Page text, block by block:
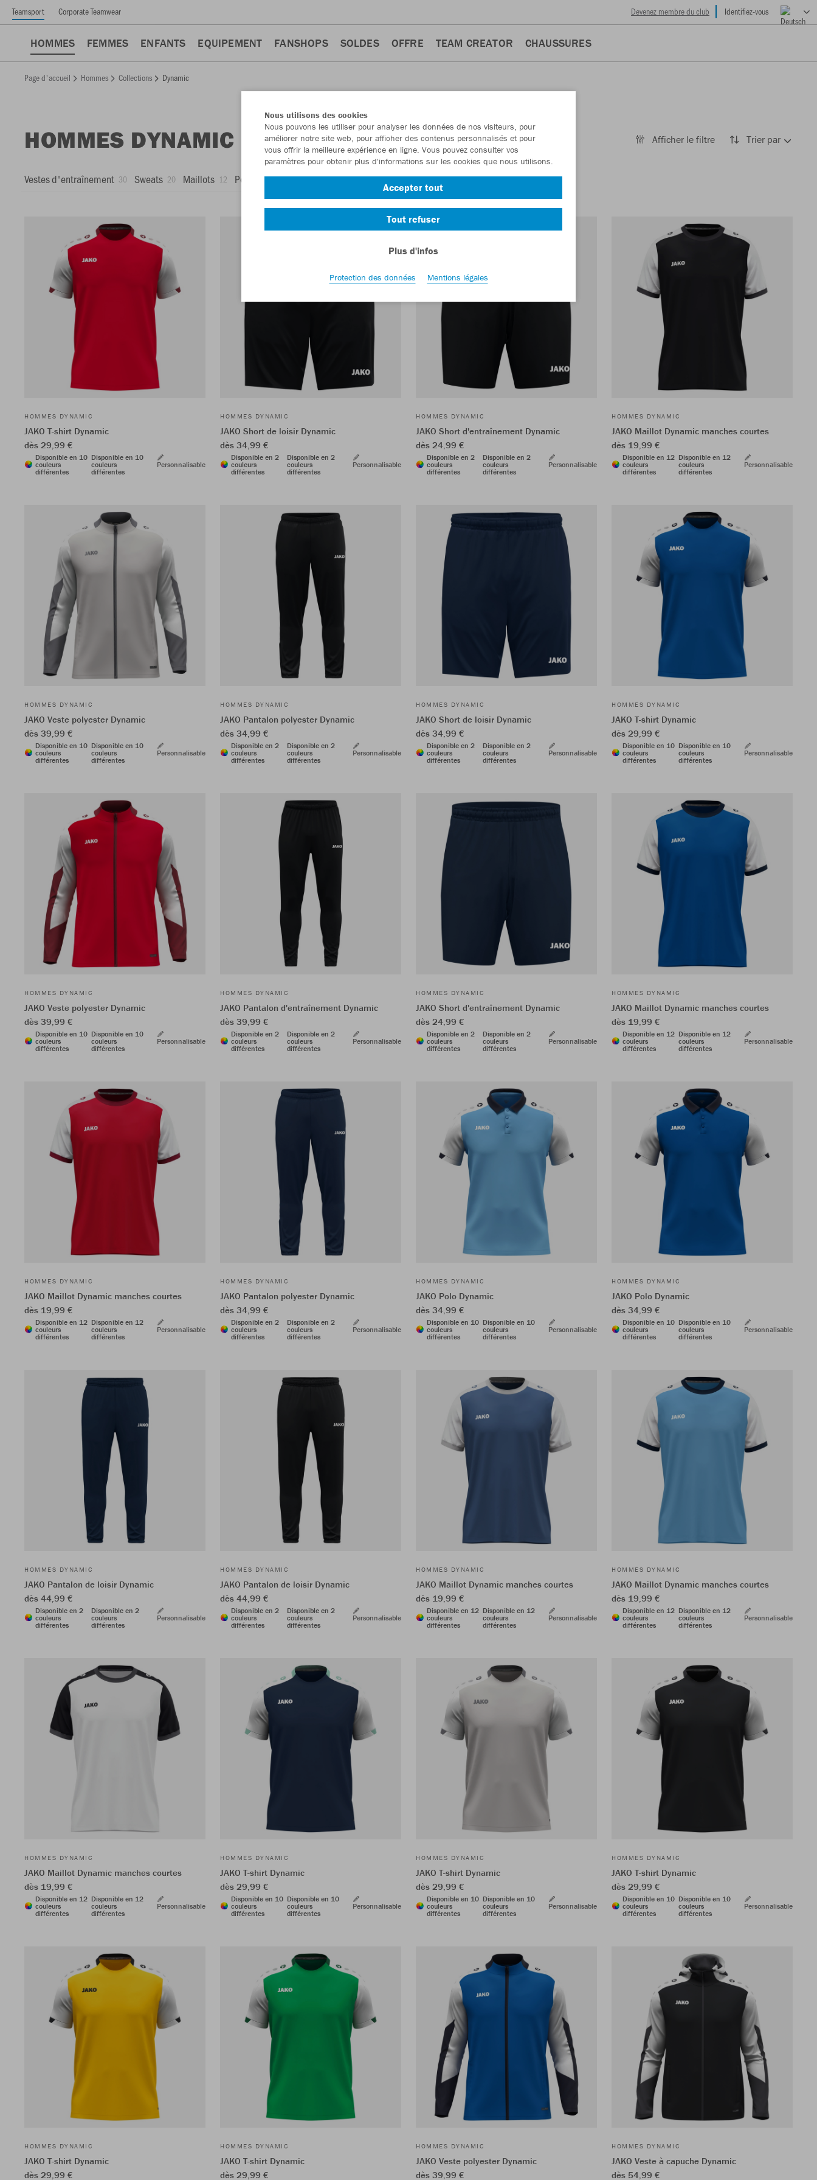
Teamsport Corporate Teamwear Devenez membre du club Identifiez-vous
HOMMES FEMMES ENFANTS EQUIPEMENT FANSHOPS SOLDES OFFRE TEAM CREATOR CHAUSSURES
Page d'accueil Hommes Collections Dynamic
HOMMES DYNAMIC Afficher le filtre Trier par
Vestes d'entraînement 30 Sweats 20 Maillots 12 Polos 10 T-shirts 10 Ziptops 10 Shorts 8 Pantalons 6
HOMMES DYNAMIC
JAKO T-shirt Dynamic
dès 29,99 €
Disponible en 10
couleurs
différentes
Disponible en 10
couleurs
différentes
Personnalisable
HOMMES DYNAMIC
JAKO Short de loisir Dynamic
dès 34,99 €
Disponible en 2
couleurs
différentes
Disponible en 2
couleurs
différentes
Personnalisable
HOMMES DYNAMIC
JAKO Short d'entraînement Dynamic
dès 24,99 €
Disponible en 2
couleurs
différentes
Disponible en 2
couleurs
différentes
Personnalisable
HOMMES DYNAMIC
JAKO Maillot Dynamic manches courtes
dès 19,99 €
Disponible en 12
couleurs
différentes
Disponible en 12
couleurs
différentes
Personnalisable
HOMMES DYNAMIC
JAKO Veste polyester Dynamic
dès 39,99 €
Disponible en 10
couleurs
différentes
Disponible en 10
couleurs
différentes
Personnalisable
HOMMES DYNAMIC
JAKO Pantalon polyester Dynamic
dès 34,99 €
Disponible en 2
couleurs
différentes
Disponible en 2
couleurs
différentes
Personnalisable
HOMMES DYNAMIC
JAKO Short de loisir Dynamic
dès 34,99 €
Disponible en 2
couleurs
différentes
Disponible en 2
couleurs
différentes
Personnalisable
HOMMES DYNAMIC
JAKO T-shirt Dynamic
dès 29,99 €
Disponible en 10
couleurs
différentes
Disponible en 10
couleurs
différentes
Personnalisable
HOMMES DYNAMIC
JAKO Veste polyester Dynamic
dès 39,99 €
Disponible en 10
couleurs
différentes
Disponible en 10
couleurs
différentes
Personnalisable
HOMMES DYNAMIC
JAKO Pantalon d'entraînement Dynamic
dès 39,99 €
Disponible en 2
couleurs
différentes
Disponible en 2
couleurs
différentes
Personnalisable
HOMMES DYNAMIC
JAKO Short d'entraînement Dynamic
dès 24,99 €
Disponible en 2
couleurs
différentes
Disponible en 2
couleurs
différentes
Personnalisable
HOMMES DYNAMIC
JAKO Maillot Dynamic manches courtes
dès 19,99 €
Disponible en 12
couleurs
différentes
Disponible en 12
couleurs
différentes
Personnalisable
HOMMES DYNAMIC
JAKO Maillot Dynamic manches courtes
dès 19,99 €
Disponible en 12
couleurs
différentes
Disponible en 12
couleurs
différentes
Personnalisable
HOMMES DYNAMIC
JAKO Pantalon polyester Dynamic
dès 34,99 €
Disponible en 2
couleurs
différentes
Disponible en 2
couleurs
différentes
Personnalisable
HOMMES DYNAMIC
JAKO Polo Dynamic
dès 34,99 €
Disponible en 10
couleurs
différentes
Disponible en 10
couleurs
différentes
Personnalisable
HOMMES DYNAMIC
JAKO Polo Dynamic
dès 34,99 €
Disponible en 10
couleurs
différentes
Disponible en 10
couleurs
différentes
Personnalisable
HOMMES DYNAMIC
JAKO Pantalon de loisir Dynamic
dès 44,99 €
Disponible en 2
couleurs
différentes
Disponible en 2
couleurs
différentes
Personnalisable
HOMMES DYNAMIC
JAKO Pantalon de loisir Dynamic
dès 44,99 €
Disponible en 2
couleurs
différentes
Disponible en 2
couleurs
différentes
Personnalisable
HOMMES DYNAMIC
JAKO Maillot Dynamic manches courtes
dès 19,99 €
Disponible en 12
couleurs
différentes
Disponible en 12
couleurs
différentes
Personnalisable
HOMMES DYNAMIC
JAKO Maillot Dynamic manches courtes
dès 19,99 €
Disponible en 12
couleurs
différentes
Disponible en 12
couleurs
différentes
Personnalisable
HOMMES DYNAMIC
JAKO Maillot Dynamic manches courtes
dès 19,99 €
Disponible en 12
couleurs
différentes
Disponible en 12
couleurs
différentes
Personnalisable
HOMMES DYNAMIC
JAKO T-shirt Dynamic
dès 29,99 €
Disponible en 10
couleurs
différentes
Disponible en 10
couleurs
différentes
Personnalisable
HOMMES DYNAMIC
JAKO T-shirt Dynamic
dès 29,99 €
Disponible en 10
couleurs
différentes
Disponible en 10
couleurs
différentes
Personnalisable
HOMMES DYNAMIC
JAKO T-shirt Dynamic
dès 29,99 €
Disponible en 10
couleurs
différentes
Disponible en 10
couleurs
différentes
Personnalisable
HOMMES DYNAMIC
JAKO T-shirt Dynamic
dès 29,99 €
HOMMES DYNAMIC
JAKO T-shirt Dynamic
dès 29,99 €
HOMMES DYNAMIC
JAKO Veste polyester Dynamic
dès 39,99 €
HOMMES DYNAMIC
JAKO Veste à capuche Dynamic
dès 54,99 €
Nous utilisons des cookies
Nous pouvons les utiliser pour analyser les données de nos visiteurs, pour
améliorer notre site web, pour afficher des contenus personnalisés et pour
vous offrir la meilleure expérience en ligne. Vous pouvez consulter vos
paramètres pour obtenir plus d'informations sur les cookies que nous utilisons.
Accepter tout
Tout refuser
Plus d'infos
Protection des données Mentions légales